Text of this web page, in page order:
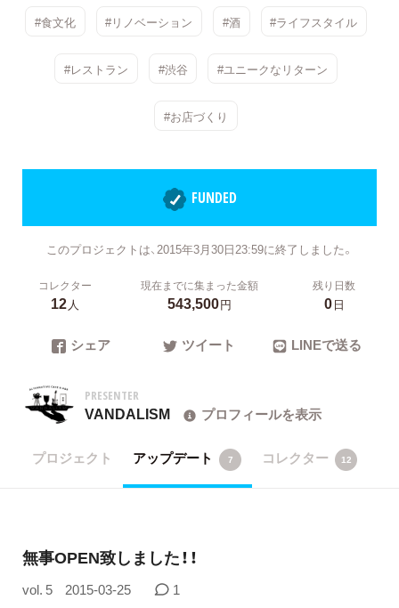
#食文化 #リノベーション #酒 #ライフスタイル
#レストラン #渋谷 #ユニークなリターン
#お店づくり
FUNDED
このプロジェクトは、2015年3月30日23:59に終了しました。
コレクター
12人
現在までに集まった金額
543,500円
残り日数
0日
シェア ツイート LINEで送る
PRESENTER
VANDALISM プロフィールを表示
プロジェクト アップデート 7 コレクター 12
無事OPEN致しました！！
vol. 5 2015-03-25 1